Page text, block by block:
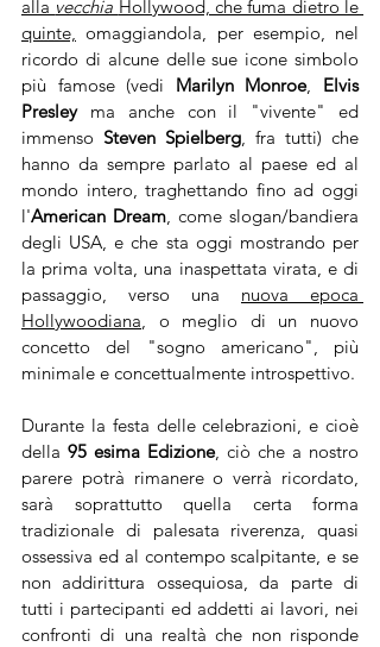
alla vecchia Hollywood, che fuma dietro le
quinte,
omaggiandola, per esempio, nel
ricordo di alcune delle sue icone simbolo
più famose (vedi Marilyn Monroe, Elvis
Presley ma anche con il "vivente" ed
immenso Steven Spielberg , fra tutti) che
hanno da sempre parlato al paese ed al
mondo intero, traghettando fino ad oggi
l'American Dream , come slogan/bandiera
degli USA, e che sta oggi mostrando per
la prima volta, una inaspettata virata, e di
passaggio, verso una nuova epoca
Hollywoodiana , o meglio di un nuovo
concetto del "sogno americano", più
minimale e concettualmente introspettivo.
Durante la festa delle celebrazioni, e cioè
della 95 esima Edizione, ciò che a nostro
parere potrà rimanere o verrà ricordato,
sarà soprattutto quella certa forma
tradizionale di palesata riverenza, quasi
ossessiva ed al contempo scalpitante, e se
non addirittura ossequiosa, da parte di
tutti i partecipanti ed addetti ai lavori, nei
confronti di una realtà che non risponde